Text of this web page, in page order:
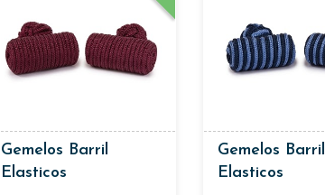
Gemelos Barril
Elasticos
Gemelos Barril
Elasticos